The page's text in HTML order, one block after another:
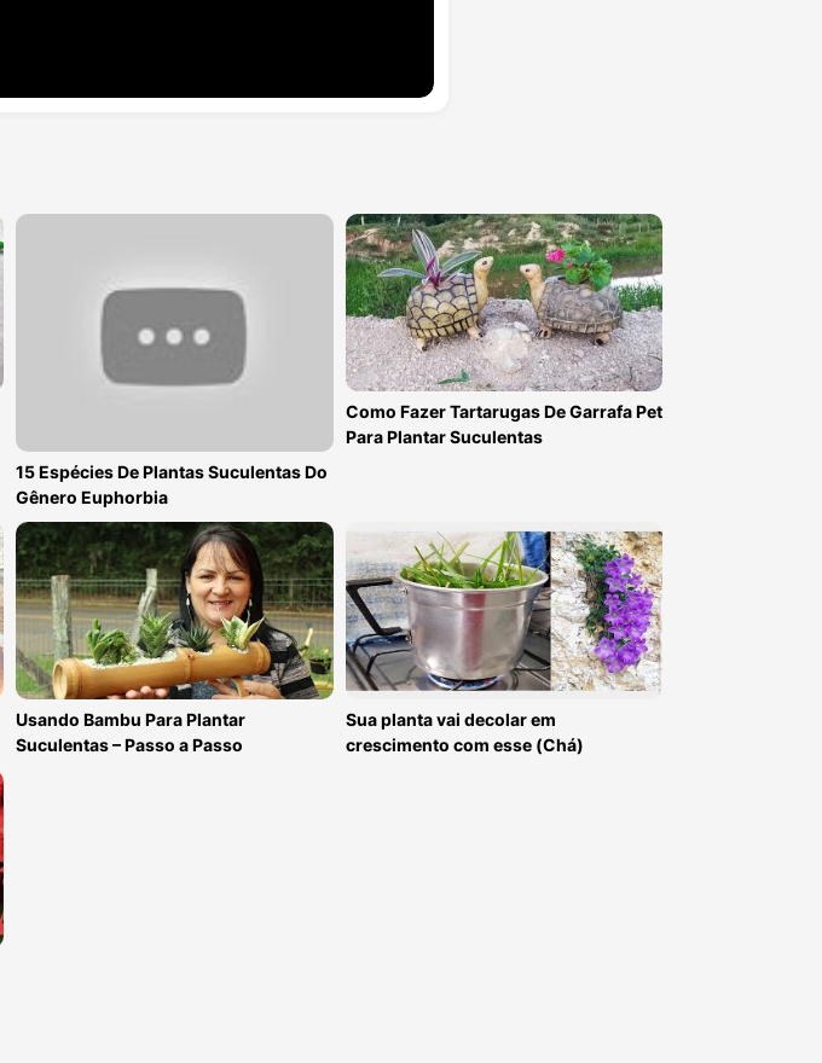
15 Espécies De Plantas Suculentas Do
Gênero Euphorbia
Como Fazer Tartarugas De Garrafa Pet
Para Plantar Suculentas
Usando Bambu Para Plantar
Suculentas – Passo a Passo
Sua planta vai decolar em
crescimento com esse (Chá)